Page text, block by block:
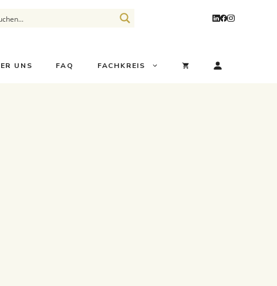
UNS FAQ FACHKREIS